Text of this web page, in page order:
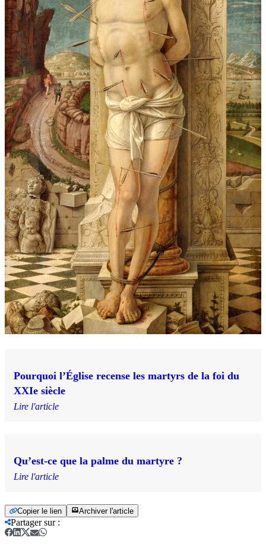
Pourquoi l’Église recense les martyrs de la foi du
XXIe siècle
Lire l'article
Qu’est-ce que la palme du martyre ?
Lire l'article
Copier le lien Archiver l'article
Partager sur: